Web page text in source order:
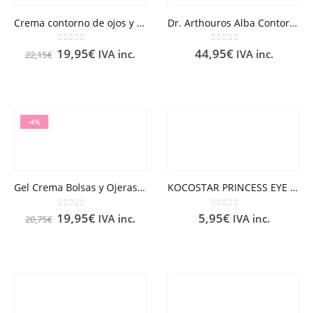
Crema contorno de ojos y labios LQ
0 out of 5
22,15€ 19,95€ IVA inc.
Dr. Arthouros Alba Contorno de Ojos Alta Potencia
0out of 5
44,95€ IVA inc.
-4%
Gel Crema Bolsas y Ojeras LQ
0 out of 5
20,75€ 19,95€ IVA inc.
KOCOSTAR PRINCESS EYE PATCH 2 PARCHES
0out of 5
5,95€ IVA inc.